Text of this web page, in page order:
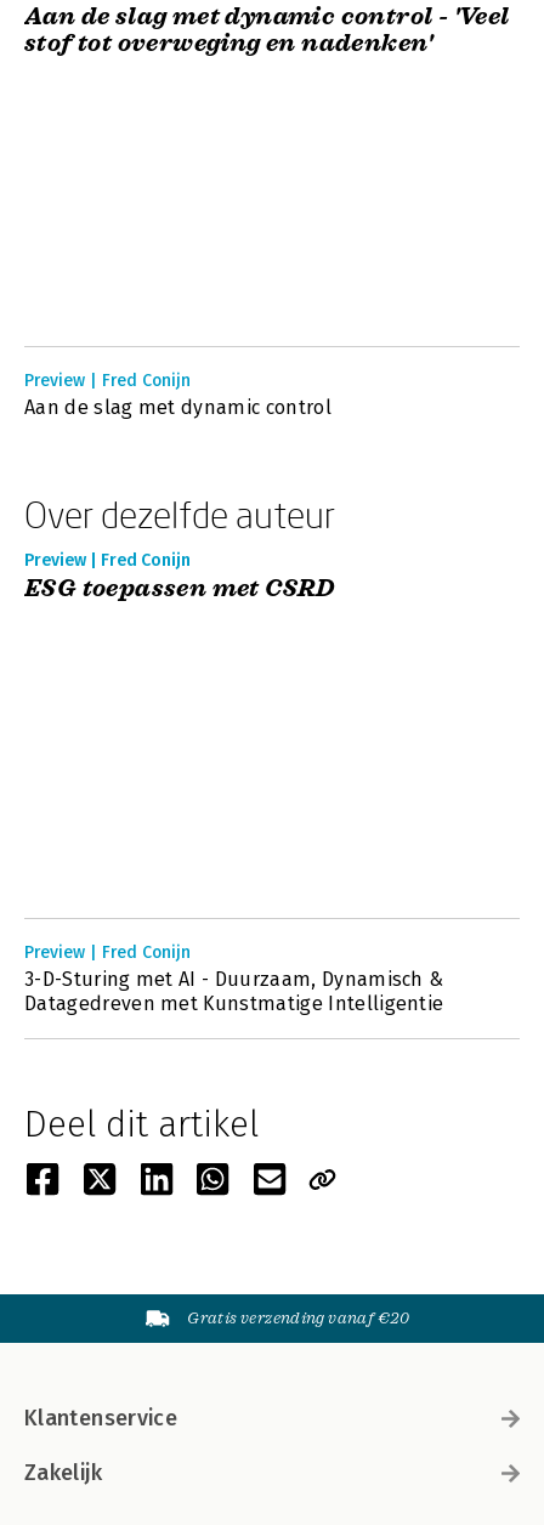
Aan de slag met dynamic control - 'Veel
stof tot overweging en nadenken'
Preview | Fred Conijn
Aan de slag met dynamic control
Over dezelfde auteur
Preview | Fred Conijn
ESG toepassen met CSRD
Preview | Fred Conijn
3-D-Sturing met AI - Duurzaam, Dynamisch &
Datagedreven met Kunstmatige Intelligentie
Deel dit artikel
Gratis verzending vanaf €20
Klantenservice
Zakelijk